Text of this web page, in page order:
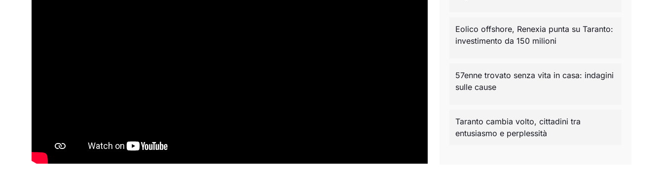
Eolico offshore, Renexia punta su Taranto:
investimento da 150 milioni
57enne trovato senza vita in casa: indagini
sulle cause
Taranto cambia volto, cittadini tra
entusiasmo e perplessità